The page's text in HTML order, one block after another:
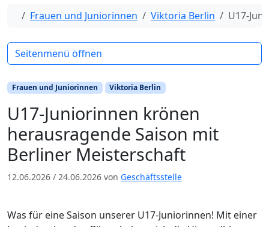
StartFrauen und Juniorinnen Viktoria Berlin U17-
Frauen und Juniorinnen Viktoria Berlin
U17-Juniorinnen krönen
herausragende Saison mit
Berliner Meisterschaft
12.06.2026 / 24.06.2026 von Geschäftsstelle
Was für eine Saison unserer U17-Juniorinnen! Mit einer
Seitenmenü öffnen